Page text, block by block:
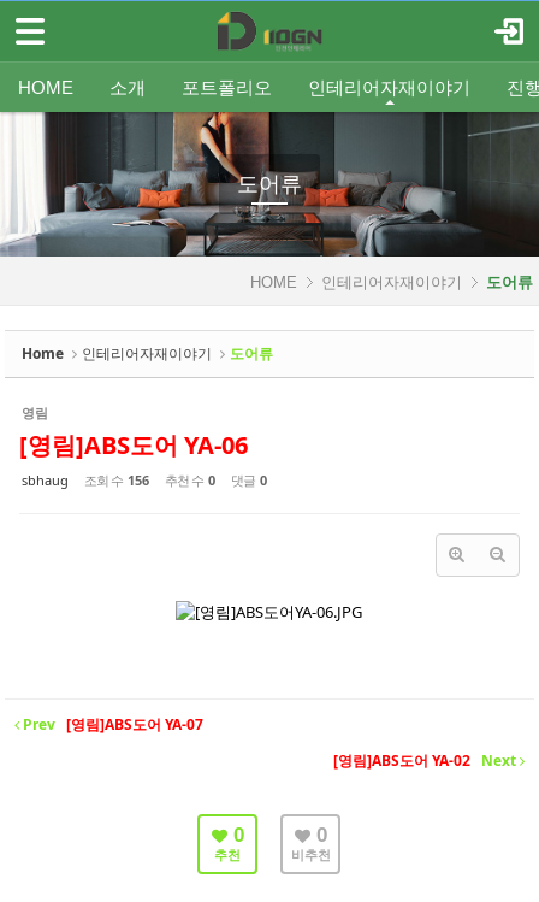
HOME 소개 포트폴리오 인테리어자재이야기 진
조직도 오시는 길
평형별샷시
욕실 타일 바닥재 벽지
무료출장견적 인테리어셀프자동견적
Q&A FAQ
도어류
HOME 인테리어자재이야기 도어류
Home 인테리어자재이야기 도어류
영림
[영림]ABS도어 YA-06
sbhaug 조회 수 156 추천 수 0 댓글 0
Prev [영림]ABS도어 YA-07
[영림]ABS도어 YA-02
Next
0
추천
0
비추천
로그인
HOME
포트폴리오
인테리어자재이야기
- 중문/파티션
- 욕실
- 타일
Sketchbook5, 스케치북5
Sketchbook5, 스케치북5